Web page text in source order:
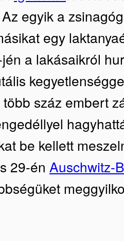
egyik a
egy
a lakásaikról
száz embert
be kellett
29-én Auschwitz-